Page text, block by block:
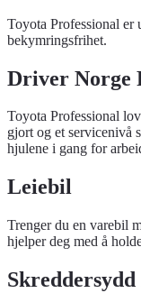
Toyota Professional
bekymringsfrihet.
Driver Norge
Toyota Professional
gjort og et servicenivå
hjulene i gang for
Leiebil
Trenger du en varebil
hjelper deg med å